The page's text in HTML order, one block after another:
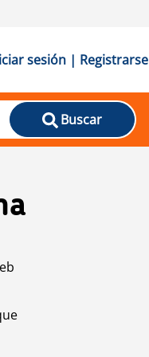
sesión | Registrarse
Buscar